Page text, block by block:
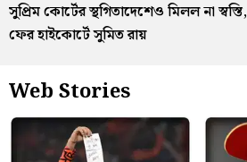
সুপ্রিম কোর্টের স্থগিতাদেশেও মিলল না স্বস্তি,
ফের হাইকোর্টে সুমিত রায়
Web Stories